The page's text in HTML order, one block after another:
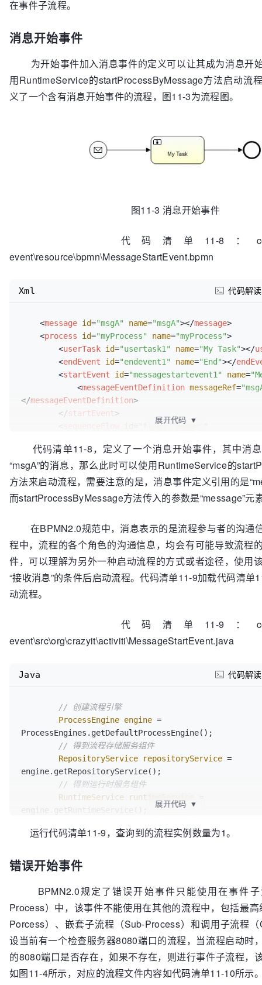
在事件子流程。
消息开始事件
为开始事件加入消息事件的定义可以让其成为消息开
用RuntimeService的startProcessByMessage方法启动流
义了一个含有消息开始事件的流程，图11-3为流程图。
图11-3 消息开始事件
代码清单11-8：
event\resource\bpmn\MessageStartEvent.bpmn
<message id="msgA" name="msgA"></message>
<process id="myProcess" name="myProcess">
<userTask id="usertask1" name="My Task"></
<endEvent id="endevent1" name="End"></
<startEvent id="messagestartevent1" name=
<messageEventDefinition messageRef=
</messageEventDefinition>
</startEvent>
id "flow1" name
targetRef= "usertask1"></sequenceFlow>
<sequenceFlow id="flow2" name="" sourceRef=
targetRef="endevent1"></sequenceFlow>
Xml 代码解读
展开代码 ▼
代码清单11-8，定义了一个消息开始事件，其中消息
“msgA”的消息，那么此时可以使用RuntimeService的
方法来启动流程，需要注意的是，消息事件定义引用的是
而startProcessByMessage方法传入的参数是“message”元
在BPMN2.0规范中，消息表示的是流程参与者的沟通
程中，流程的各个角色的沟通信息，均会有可能导致流程
件，可以理解为另外一种启动流程的方式或者途径，使用
“接收消息”的条件后启动流程。代码清单11-9加载代码清单
动流程。
代码清单11-9：
event\src\org\crazyit\activiti\MessageStartEvent.java
// 创建流程引擎
ProcessEngine engine =
ProcessEngines.getDefaultProcessEngine();
// 得到流程存储服务组件
RepositoryService
repositoryService =
engine.getRepositoryService();
// 得到运行时服务组件
RuntimeService
runtimeService
engine.getRuntimeService();
        repositoryService.createDeployment()
.addClasspathResource(
// 启动流程
        System.out.println(
"流程实例数量：" +
Java 代码解读
展开代码 ▼
运行代码清单11-9，查询到的流程实例数量为1。
错误开始事件
BPMN2.0规定了错误开始事件只能使用在事件子
Process）中，该事件不能使用在其他的流程中，包括最
Porcess）、嵌套子流程（Sub-Process）和调用子流程
设当前有一个检查服务器8080端口的流程，当流程启动时
的8080端口是否存在，如果不存在，则进行事件子流程，
如图11-4所示，对应的流程文件内容如代码清单11-10所示